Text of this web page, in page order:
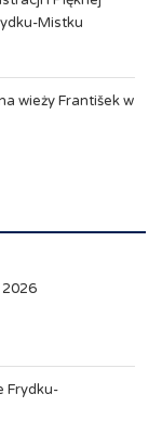
Mistku
wieży František w
2026
Frydku-